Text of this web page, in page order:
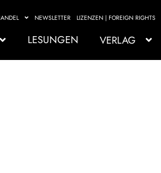
NEWSLETTER LIZENZEN | FOREIGN RIGHTS
LESUNGEN VERLAG